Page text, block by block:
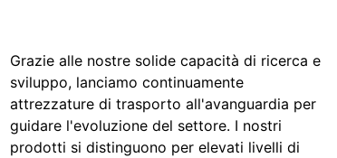
Grazie alle nostre solide capacità di ricerca e
sviluppo, lanciamo continuamente
attrezzature di trasporto all'avanguardia per
guidare l'evoluzione del settore. I nostri
prodotti si distinguono per elevati livelli di